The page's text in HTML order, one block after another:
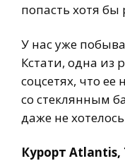
попасть хотя
У нас уже
Кстати, одна из
соцсетях, что ее
со стеклянным
даже не
Курорт Atlantis,